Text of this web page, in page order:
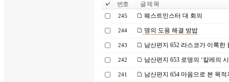
번호 글 제 목
245 웨스트민스터 대 회의
244 명의 도용 해결 방밥
243 남산편지 652 라스코가 이룩한
242 남산편지 653 로뎅의 ‘칼레의
241 남산편지 654 마음으로 본 목적